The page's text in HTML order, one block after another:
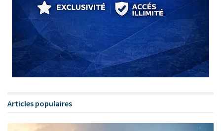
Articles populaires